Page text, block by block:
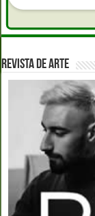
REVISTA DE ARTE